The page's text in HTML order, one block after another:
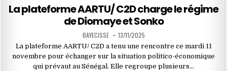
in
La plateforme AARTU/ C2D charge le régime
de Diomaye et Sonko
BAYECISSE 13/11/2025
La plateforme AARTU/ C2D a tenu une rencontre ce mardi 11
novembre pour échanger sur la situation politico-économique
qui prévaut au Sénégal. Elle regroupe plusieurs…